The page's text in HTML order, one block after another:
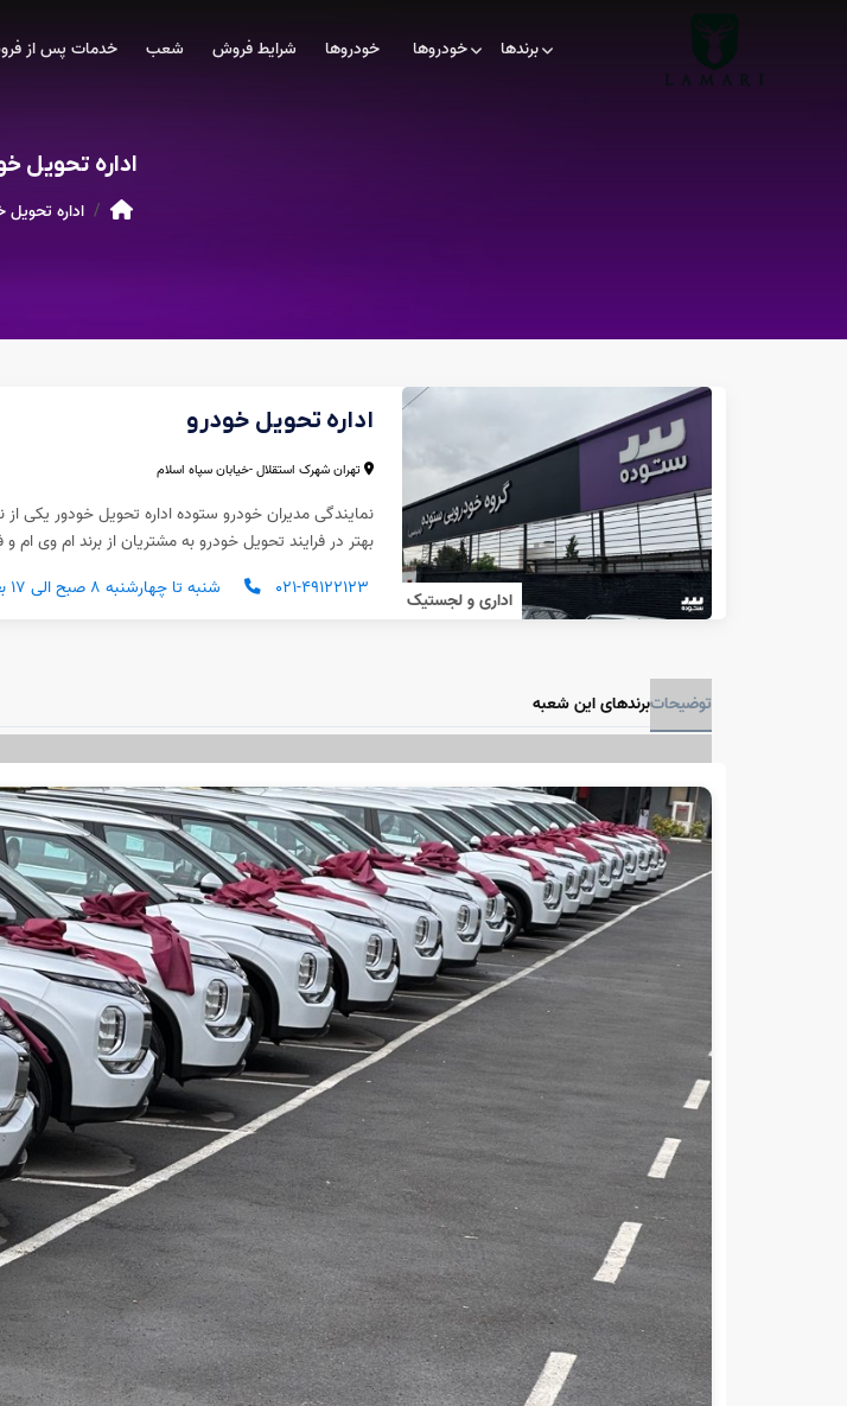
برندها خودروها خودروها شرایط فروش شعب خدمات پس از
اداره تحویل
اداره تحویل
اداری و لجستیک
اداره تحویل خودرو
تهران شهرک استقلال -خیابان سپاه اسلام
نمایندگی مدیران خودرو ستوده اداره تحویل خودور یکی
بهتر در فرایند تحویل خودرو به مشتریان از برند ام وی
۰۲۱-۴۹۱۲۲۱۲۳
شنبه تا چهارشنبه ۸ صبح الی ۱۷ بعداز ظهر پنج شنبه‌ها ۸ صبح تا ۱۳ بعداز ظهر
توضیحاتبرندهای این شعبه